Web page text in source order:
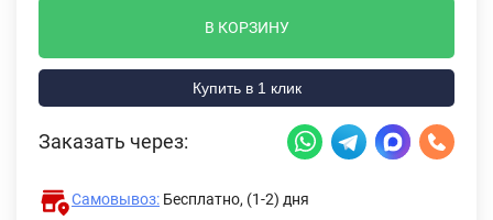
В КОРЗИНУ
Купить в 1 клик
Заказать через:
Самовывоз: Бесплатно, (1-2) дня